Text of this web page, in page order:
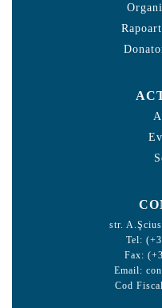
str.
Tel:
Fax:
Email:
Cod